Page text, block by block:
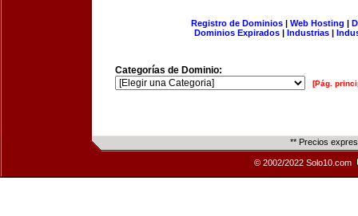
Registro de Dominios| Web Hosting |
Dominios Expirados | Industrias |
Categorías de Dominio:
[Pág.
** Precios
© 2002/2022 Solo10.com